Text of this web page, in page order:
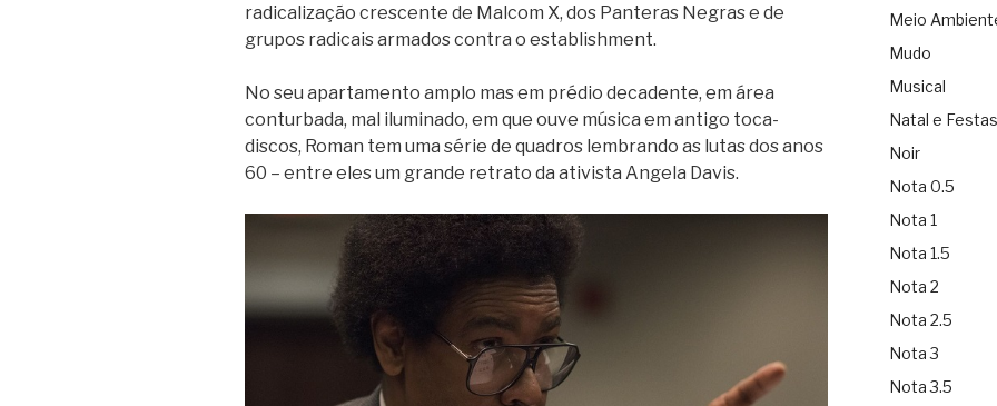
radicalização crescente de Malcom X, dos Panteras Negras e de
grupos radicais armados contra o establishment.
No seu apartamento amplo mas em prédio decadente, em área
conturbada, mal iluminado, em que ouve música em antigo toca-
discos, Roman tem uma série de quadros lembrando as lutas dos anos
60 – entre eles um grande retrato da ativista Angela Davis.
Meio
Mudo
Musical
Natal e Festas
Noir
Nota 0.5
Nota 1
Nota 1.5
Nota 2
Nota 2.5
Nota 3
Nota 3.5